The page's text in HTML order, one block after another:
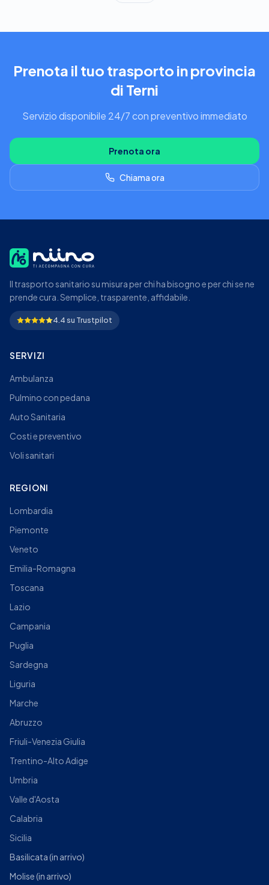
Prenota il tuo trasporto in provincia
di Terni
Servizio disponibile 24/7 con preventivo immediato
Prenota ora
Chiama ora
Il trasporto sanitario su misura per chi ha bisogno e per chi se ne
prende cura. Semplice, trasparente, affidabile.
4.4 su Trustpilot
SERVIZI
Ambulanza
Pulmino con pedana
Auto Sanitaria
Costi e preventivo
Voli sanitari
REGIONI
Lombardia
Piemonte
Veneto
Emilia-Romagna
Toscana
Lazio
Campania
Puglia
Sardegna
Liguria
Marche
Abruzzo
Friuli-Venezia Giulia
Trentino-Alto Adige
Umbria
Valle d'Aosta
Calabria
Sicilia
Basilicata(in arrivo)
Molise(in arrivo)